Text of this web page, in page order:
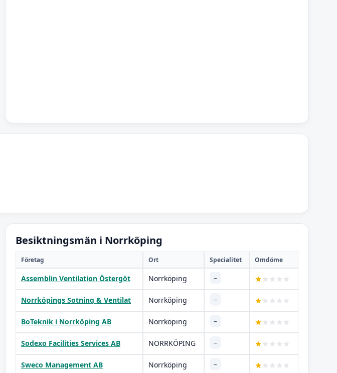
Besiktningsmän i Norrköping
Företag Ort Specialitet Omdöme
Assemblin Ventilation Östergöt Norrköping –
Norrköpings Sotning & Ventilat Norrköping –
BoTeknik i Norrköping AB Norrköping –
Sodexo Facilities Services AB NORRKÖPING –
Sweco Management AB Norrköping –